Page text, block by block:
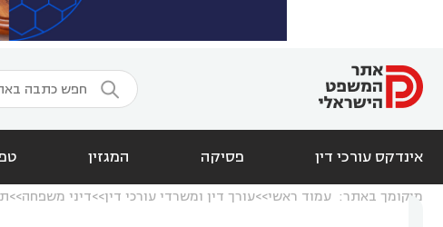

אינדקס עורכי דין פסיקה המגזין
מיקומך באתר: עמוד ראשי עורך דין ומשרדי עורכי דין דיני משפחה